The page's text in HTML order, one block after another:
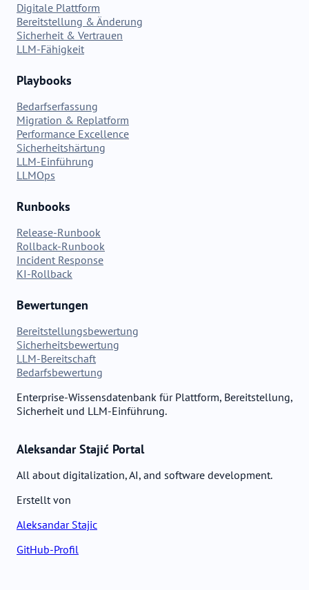
Digitale Plattform
Bereitstellung & Änderung
Sicherheit & Vertrauen
LLM-Fähigkeit
Playbooks
Bedarfserfassung
Migration & Replatform
Performance Excellence
Sicherheitshärtung
LLM-Einführung
LLMOps
Runbooks
Release-Runbook
Rollback-Runbook
Incident Response
KI-Rollback
Bewertungen
Bereitstellungsbewertung
Sicherheitsbewertung
LLM-Bereitschaft
Bedarfsbewertung
Enterprise-Wissensdatenbank für Plattform, Bereitstellung,
Sicherheit und LLM-Einführung.
Aleksandar Stajić Portal
All about digitalization, AI, and software development.
Erstellt von
Aleksandar Stajic
GitHub-Profil